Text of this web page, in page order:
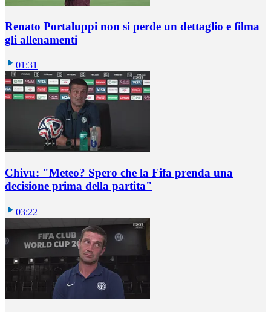
Renato Portaluppi non si perde un dettaglio e filma
gli allenamenti
01:31
Chivu: "Meteo? Spero che la Fifa prenda una
decisione prima della partita"
03:22